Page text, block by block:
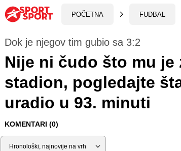
POČETNA FUDBAL
Dok je njegov tim gubio sa 3:2
Nije ni čudo što mu je
stadion, pogledajte
uradio u 93. minuti
KOMENTARI (0)
Sortiraj